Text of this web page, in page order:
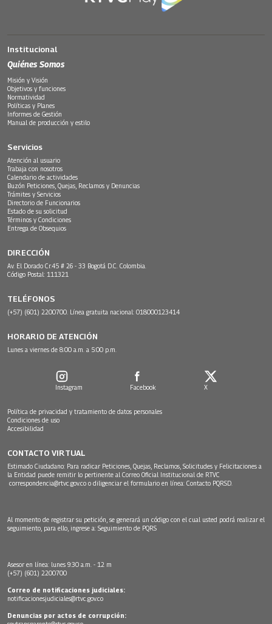
Institucional
Quiénes Somos
Misión y Visión
Objetivos y funciones
Normatividad
Políticas y Planes
Informes de Gestión
Manual de producción y estilo
Servicios
Atención al usuario
Trabaja con nosotros
Calendario de actividades
Buzón Peticiones, Quejas, Reclamos y Denuncias
Trámites y Servicios
Directorio de Funcionarios
Estado de su solicitud
Términos y Condiciones
Entrega de Obsequios
DIRECCIÓN
Av. El Dorado Cr.45 # 26 - 33 Bogotá D.C. Colombia.
Código Postal: 111321
TELÉFONOS
(+57) (601) 2200700. Línea gratuita nacional: 018000123414
HORARIO DE ATENCIÓN
Lunes a viernes de 8:00 a.m. a 5:00 p.m.
Instagram Facebook X
Política de privacidad y tratamiento de datos personales
Condiciones de uso
Accesibilidad
CONTACTO VIRTUAL
Estimado Ciudadano: Para radicar Peticiones, Quejas, Reclamos, Solicitudes y Felicitaciones a
la Entidad puede remitir lo pertinente al Correo Oficial Institucional de RTVC
correspondencia@rtvc.gov.co o diligenciar el formulario en línea: Contacto PQRSD.
Al momento de registrar su petición, se generará un código con el cual usted podrá realizar el
seguimiento, para ello, ingrese a: Seguimiento de PQRS
Asesor en línea: lunes 9:30 a.m. - 12 m
(+57) (601) 2200700
Correo de notificaciones judiciales:
notificacionesjudiciales@rtvc.gov.co
Denuncias por actos de corrupción: